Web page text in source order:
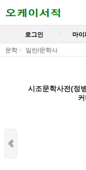
로그인 마이
문학 일반/문학사
시조문학사전(정